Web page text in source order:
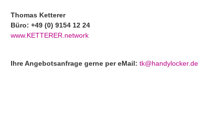
Thomas Ketterer
Büro: +49 (0) 9154 12 24
www.KETTERER.network
Ihre Angebotsanfrage gerne per eMail:tk@handylocker.de